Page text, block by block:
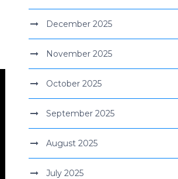
December 2025
November 2025
October 2025
September 2025
August 2025
July 2025